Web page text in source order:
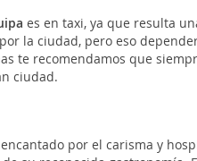
es en taxi, ya que resulta
la ciudad, pero eso
te recomendamos que
ciudad.
por el carisma y